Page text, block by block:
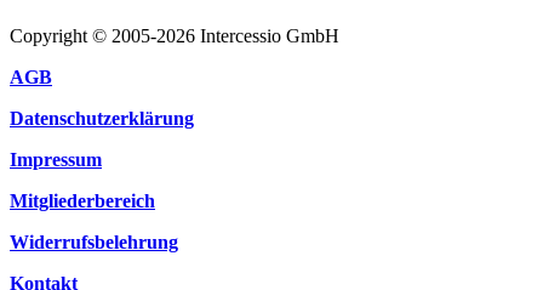
Copyright © 2005-2026 Intercessio GmbH
AGB
Datenschutzerklärung
Impressum
Mitgliederbereich
Widerrufsbelehrung
Kontakt